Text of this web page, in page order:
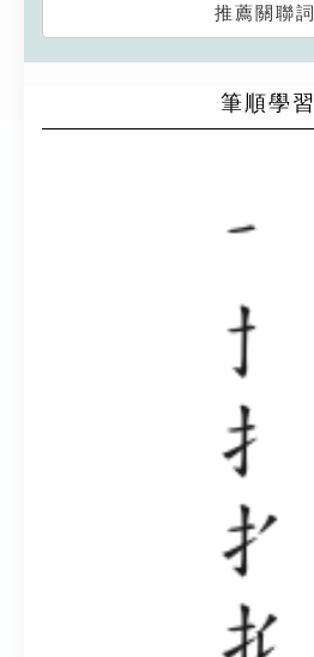
推薦關聯詞
筆順學習